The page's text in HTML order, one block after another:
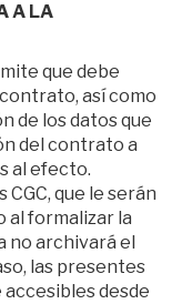
A LA
que debe
así como
de los datos que
del contrato a
al efecto.
CGC, que le serán
formalizar la
no archivará el
las presentes
desde